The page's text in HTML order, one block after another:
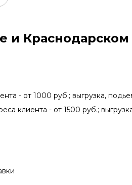
и Краснодарском
- от 1000 руб.; выгрузка,
клиента - от 1500 руб.;